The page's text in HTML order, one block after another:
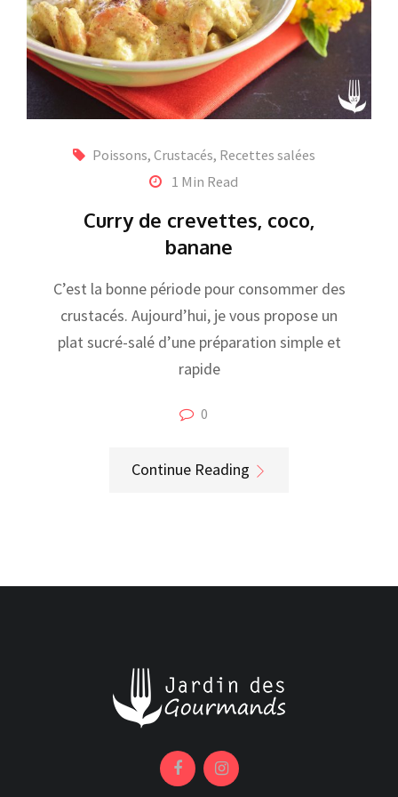
Poissons, Crustacés, Recettes salées
1 Min Read
Curry de crevettes, coco,
banane
C’est la bonne période pour consommer des
crustacés. Aujourd’hui, je vous propose un
plat sucré-salé d’une préparation simple et
rapide
0
Continue Reading